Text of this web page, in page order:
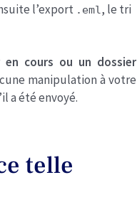
l’export .eml, le tri
en cours ou un dossier
manipulation à votre
a été envoyé.
telle